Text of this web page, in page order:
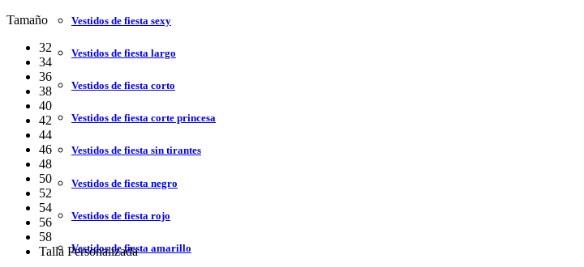
Vestidos de fiesta sexy
Vestidos de fiesta largo
Vestidos de fiesta corto
Vestidos de fiesta corte princesa
Vestidos de fiesta sin tirantes
Vestidos de fiesta negro
Vestidos de fiesta rojo
Vestidos de fiesta amarillo
Tamaño
32
34
36
38
40
42
44
46
48
50
52
54
56
58
Talla Personalizada